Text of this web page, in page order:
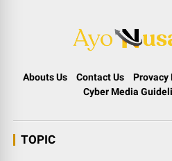
Abouts Us Contact Us Provacy
Cyber Media
TOPIC